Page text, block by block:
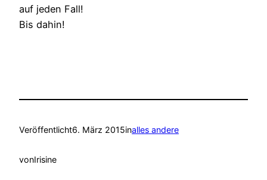
auf jeden Fall!
Bis dahin!
Veröffentlicht6. März 2015inalles andere
vonIrisine